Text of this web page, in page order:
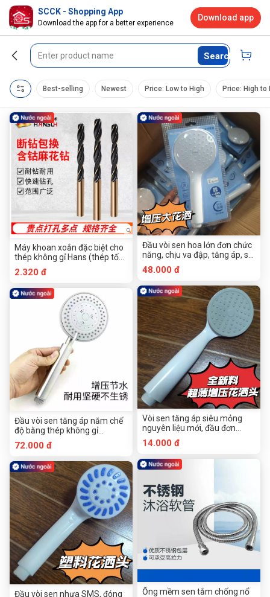
Search
Best-selling Newest Price: Low to High Price: High to
Máy khoan xoắn đặc biệt cho
thép không gỉ Hans (thép tốc
độ cao 9341)
2.320 đ
Đầu vòi sen tăng áp năm chế
độ bằng thép không gỉ
SUS304
72.000 đ
Đầu vòi sen nhựa SMS, đóng
Đầu vòi sen hoa lớn đơn chức
năng, chịu va đập, tăng áp, sử
dụng nguyên liệu mới
48.000 đ
Vòi sen tăng áp siêu mỏng
nguyên liệu mới, đầu đơn
(đóng túi)
14.000 đ
Ống mềm sen tắm chống nổ
SCCK - Shopping App
Download the app for a better experience
Download app